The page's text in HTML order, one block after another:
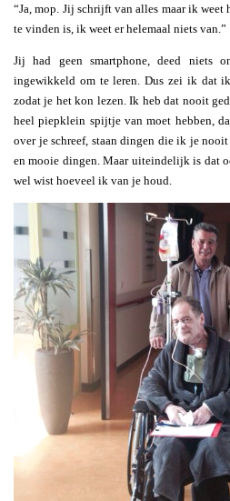
“Ja, mop. Jij schrijft van alles maar ik weet
te vinden is, ik weet er helemaal niets van.”
Jij had geen smartphone, deed niets
ingewikkeld om te leren. Dus zei ik dat
zodat je het kon lezen. Ik heb dat nooit
heel piepklein spijtje van moet hebben,
over je schreef, staan dingen die ik je
en mooie dingen. Maar uiteindelijk is dat
wel wist hoeveel ik van je houd.